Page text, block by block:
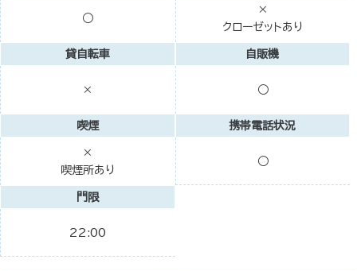
○
×
クローゼットあり
貸自転車
×
自販機
○
喫煙
×
喫煙所あり
携帯電話状況
○
門限
22:00